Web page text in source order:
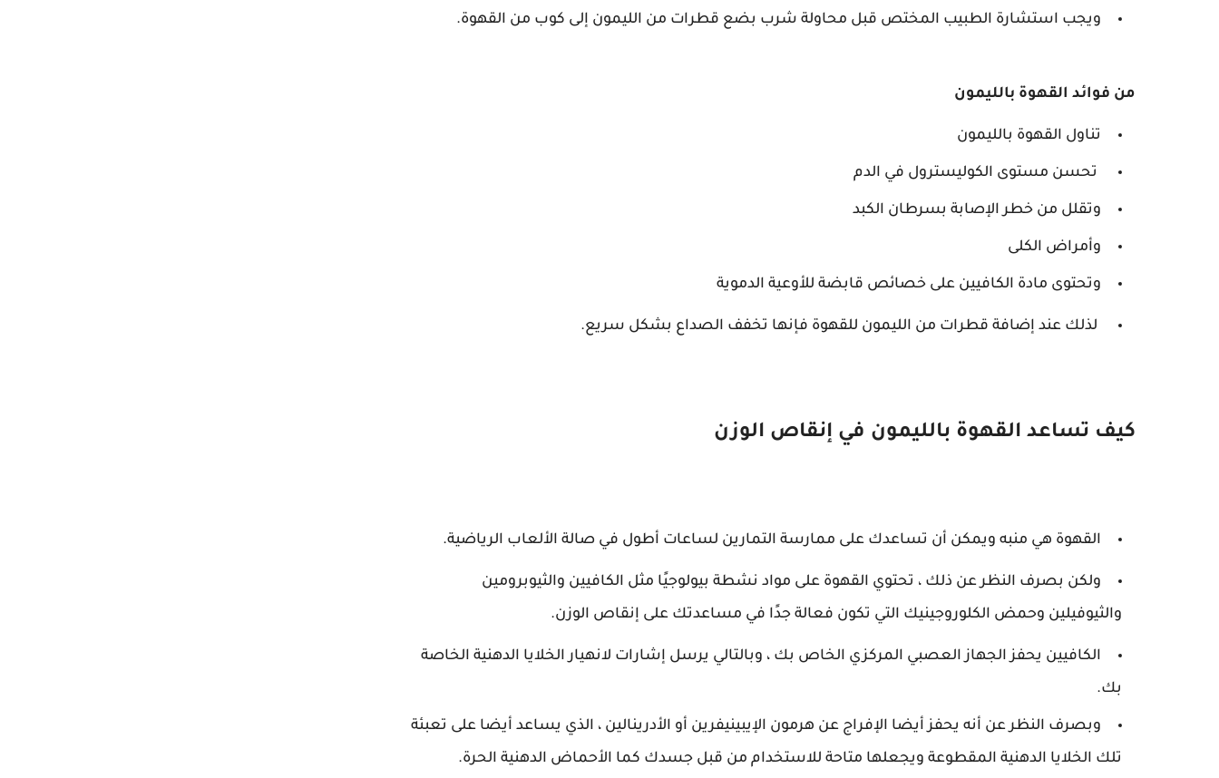
ويجب استشارة الطبيب المختص قبل محاولة شرب بضع قطرات من الليمون إلى كوب من القهوة.
من فوائد القهوة بالليمون
تناول القهوة بالليمون
تحسن مستوى الكوليسترول في الدم
وتقلل من خطر الإصابة بسرطان الكبد
وأمراض الكلى
وتحتوى مادة الكافيين على خصائص قابضة للأوعية الدموية
لذلك عند إضافة قطرات من الليمون للقهوة فإنها تخفف الصداع بشكل سريع.
كيف تساعد القهوة بالليمون في إنقاص الوزن
القهوة هي منبه ويمكن أن تساعدك على ممارسة التمارين لساعات أطول في صالة الألعاب الرياضية.
ولكن بصرف النظر عن ذلك ، تحتوي القهوة على مواد نشطة بيولوجيًا مثل الكافيين والثيوبرومين
والثيوفيلين وحمض الكلوروجينيك التي تكون فعالة جدًا في مساعدتك على إنقاص الوزن.
الكافيين يحفز الجهاز العصبي المركزي الخاص بك ، وبالتالي يرسل إشارات لانهيار الخلايا الدهنية الخاصة
بك.
وبصرف النظر عن أنه يحفز أيضا الإفراج عن هرمون الإيبينيفرين أو الأدرينالين ، الذي يساعد أيضا على تعبئة
تلك الخلايا الدهنية المقطوعة ويجعلها متاحة للاستخدام من قبل جسدك كما الأحماض الدهنية الحرة.